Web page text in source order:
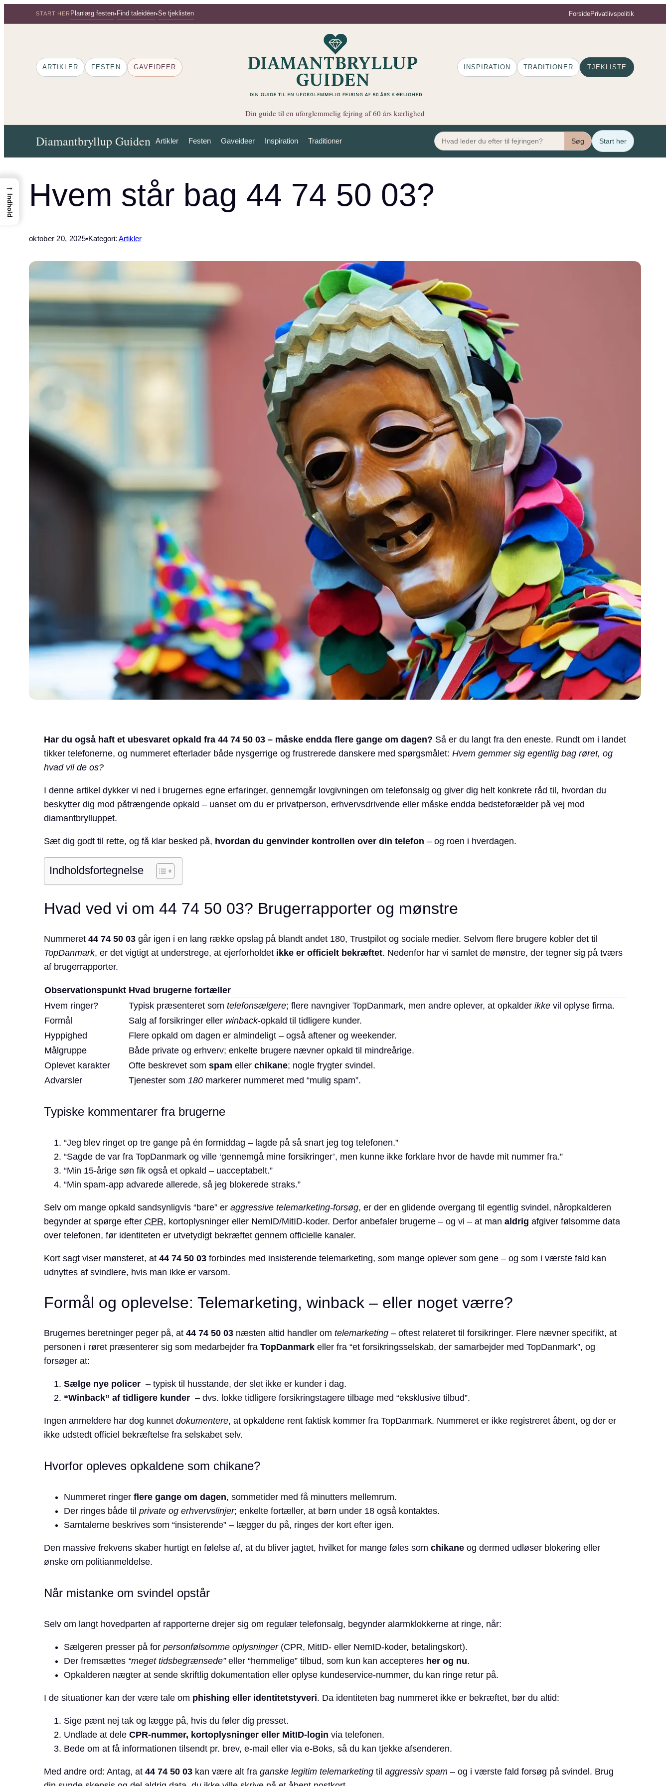
til
START HER Planlæg festen• Find taleidéer•Se tjeklisten ForsidePrivatlivspolitik
ARTIKLER FESTEN GAVEIDEER INSPIRATION TRADITIONER TJEKLISTE
Din guide til en uforglemmelig fejring af 60 års kærlighed
Diamantbryllup Guiden Artikler Festen Gaveideer Inspiration Traditioner Søg Start her
Hvem står bag 44 74 50 03?
oktober 20, 2025•Kategori: Artikler
Har du også haft et ubesvaret opkald fra 44 74 50 03 – måske endda flere gange om dagen? Så er du langt fra den eneste. Rundt om i landet
tikker telefonerne, og nummeret efterlader både nysgerrige og frustrerede danskere med spørgsmålet: Hvem gemmer sig egentlig bag røret, og
hvad vil de os?
I denne artikel dykker vi ned i brugernes egne erfaringer, gennemgår lovgivningen om telefonsalg og giver dig helt konkrete råd til, hvordan du
beskytter dig mod påtrængende opkald – uanset om du er privatperson, erhvervsdrivende eller måske endda bedsteforælder på vej mod
diamantbrylluppet.
Sæt dig godt til rette, og få klar besked på, hvordan du genvinder kontrollen over din telefon – og roen i hverdagen.
Indholdsfortegnelse
Hvad ved vi om 44 74 50 03? Brugerrapporter og mønstre
Nummeret 44 74 50 03går igen i en lang række opslag på blandt andet 180, Trustpilot og sociale medier. Selvom flere brugere kobler det til
TopDanmark, er det vigtigt at understrege, at ejerforholdet ikke er officielt bekræftet. Nedenfor har vi samlet de mønstre, der tegner sig på tværs
af brugerrapporter.
Observationspunkt Hvad brugerne fortæller
Hvem ringer?
Typisk præsenteret som telefonsælgere; flere navngiver TopDanmark, men andre oplever, at opkalder ikkevil oplyse firma.
Formål
Salg af forsikringer eller winback-opkald til tidligere kunder.
Hyppighed
Flere opkald om dagen er almindeligt – også aftener og weekender.
Målgruppe
Både private og erhverv; enkelte brugere nævner opkald til mindreårige.
Oplevet karakter
Ofte beskrevet som spam eller chikane; nogle frygter svindel.
Advarsler
Tjenester som 180markerer nummeret med “mulig spam”.
Typiske kommentarer fra brugerne
“Jeg blev ringet op tre gange på én formiddag – lagde på så snart jeg tog telefonen.”
“Sagde de var fra TopDanmark og ville ‘gennemgå mine forsikringer’, men kunne ikke forklare hvor de havde mit nummer fra.”
“Min 15-årige søn fik også et opkald – uacceptabelt.”
“Min spam-app advarede allerede, så jeg blokerede straks.”
Selv om mange opkald sandsynligvis “bare” er aggressive telemarketing-forsøg, er der en glidende overgang til egentlig svindel, nåropkalderen
begynder at spørge efter CPR, kortoplysninger eller NemID/MitID-koder. Derfor anbefaler brugerne – og vi – at man aldrig afgiver følsomme data
over telefonen, før identiteten er utvetydigt bekræftet gennem officielle kanaler.
Kort sagt viser mønsteret, at 44 74 50 03forbindes med insisterende telemarketing, som mange oplever som gene – og som i værste fald kan
udnyttes af svindlere, hvis man ikke er varsom.
Formål og oplevelse: Telemarketing, winback – eller noget værre?
Brugernes beretninger peger på, at 44 74 50 03næsten altid handler om telemarketing– oftest relateret til forsikringer. Flere nævner specifikt, at
personen i røret præsenterer sig som medarbejder fra TopDanmarkeller fra “et forsikringsselskab, der samarbejder med TopDanmark”, og
forsøger at:
Sælge nye policer– typisk til husstande, der slet ikke er kunder i dag.
“Winback” af tidligere kunder– dvs. lokke tidligere forsikringstagere tilbage med “eksklusive tilbud”.
Ingen anmeldere har dog kunnet dokumentere, at opkaldene rent faktisk kommer fra TopDanmark. Nummeret er ikke registreret åbent, og der er
ikke udstedt officiel bekræftelse fra selskabet selv.
Hvorfor opleves opkaldene som chikane?
Nummeret ringer flere gange om dagen, sommetider med få minutters mellemrum.
Der ringes både til private og erhvervslinjer; enkelte fortæller, at børn under 18 også kontaktes.
Samtalerne beskrives som “insisterende” – lægger du på, ringes der kort efter igen.
Den massive frekvens skaber hurtigt en følelse af, at du bliver jagtet, hvilket for mange føles som chikaneog dermed udløser blokering eller
ønske om politianmeldelse.
Når mistanke om svindel opstår
Selv om langt hovedparten af rapporterne drejer sig om regulær telefonsalg, begynder alarmklokkerne at ringe, når:
Sælgeren presser på for personfølsomme oplysninger(CPR, MitID- eller NemID-koder, betalingskort).
Der fremsættes “meget tidsbegrænsede”eller “hemmelige” tilbud, som kun kan accepteres her og nu.
Opkalderen nægter at sende skriftlig dokumentation eller oplyse kundeservice-nummer, du kan ringe retur på.
I de situationer kan der være tale om phishing eller identitetstyveri. Da identiteten bag nummeret ikke er bekræftet, bør du altid:
Sige pænt nej tak og lægge på, hvis du føler dig presset.
Undlade at dele CPR-nummer, kortoplysninger eller MitID-login via telefonen.
Bede om at få informationen tilsendt pr. brev, e-mail eller via e-Boks, så du kan tjekke afsenderen.
Med andre ord: Antag, at 44 74 50 03kan være alt fra ganske legitim telemarketingtil aggressiv spam– og i værste fald forsøg på svindel. Brug
→
Indhold